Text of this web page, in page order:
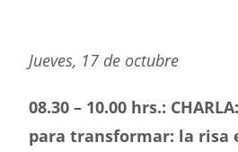
Jueves, 17 de octubre
08.30 – 10.00 hrs.:
para transformar: la risa